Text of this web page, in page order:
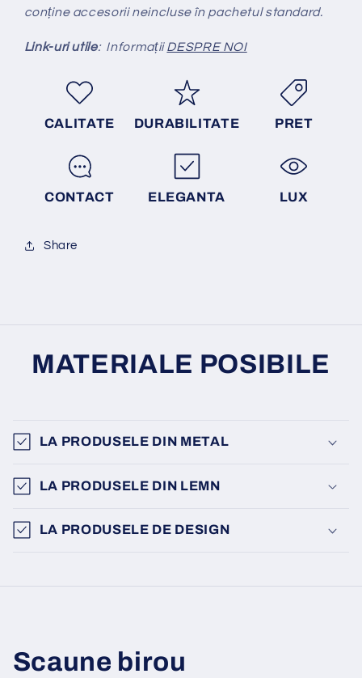
conține accesorii neincluse în pachetul standard.
Link-uri utile: InformațiiDESPRE NOI
CALITATE DURABILITATE PRET
CONTACT ELEGANTA LUX
Share
MATERIALE POSIBILE
LA PRODUSELE DIN METAL
LA PRODUSELE DIN LEMN
LA PRODUSELE DE DESIGN
Scaune birou